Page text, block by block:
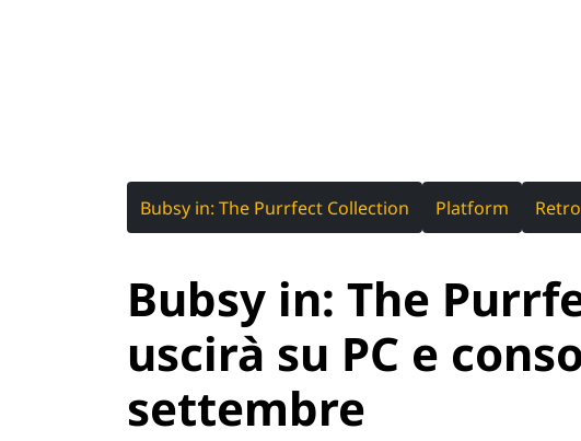
Bubsy in: The Purrfect Collection Platform
Bubsy in: The
uscirà su PC e
settembre